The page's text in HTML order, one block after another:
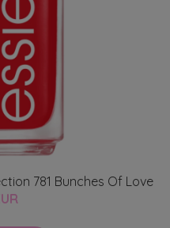
781 Bunches Of Love